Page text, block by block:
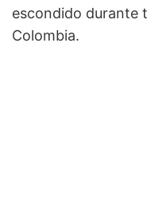
escondido durante
Colombia.